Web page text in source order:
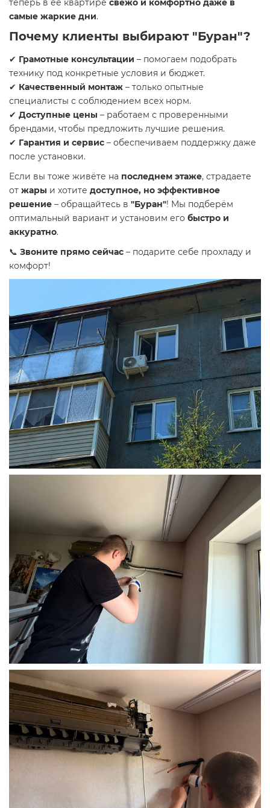
теперь в её квартире свежо и комфортно даже в
самые жаркие дни.
Почему клиенты выбирают "Буран"?
✔ Грамотные консультации – помогаем подобрать
технику под конкретные условия и бюджет.
✔ Качественный монтаж – только опытные
специалисты с соблюдением всех норм.
✔ Доступные цены – работаем с проверенными
брендами, чтобы предложить лучшие решения.
✔ Гарантия и сервис – обеспечиваем поддержку даже
после установки.
Если вы тоже живёте на последнем этаже, страдаете
от жары и хотите доступное, но эффективное
решение – обращайтесь в "Буран"! Мы подберём
оптимальный вариант и установим его быстро и
аккуратно.
📞 Звоните прямо сейчас – подарите себе прохладу и
комфорт!